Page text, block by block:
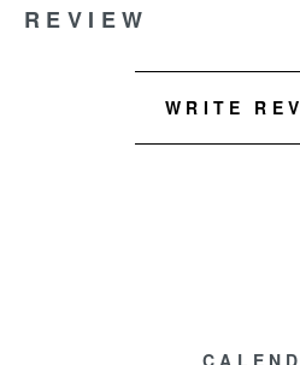
REVIEW
WRITE